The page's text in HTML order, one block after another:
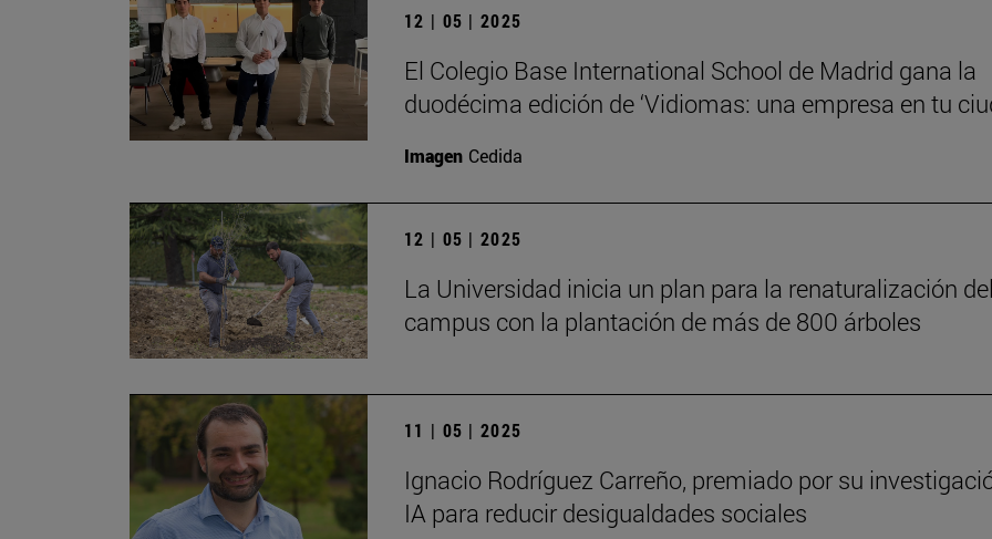
12 | 05 | 2025
El Colegio Base International School de Madrid gana la
duodécima edición de ‘Vidiomas: una empresa en tu
Imagen Cedida
12 | 05 | 2025
La Universidad inicia un plan para la renaturalización del
campus con la plantación de más de 800 árboles
11 | 05 | 2025
Ignacio Rodríguez Carreño, premiado por su
IA para reducir desigualdades sociales